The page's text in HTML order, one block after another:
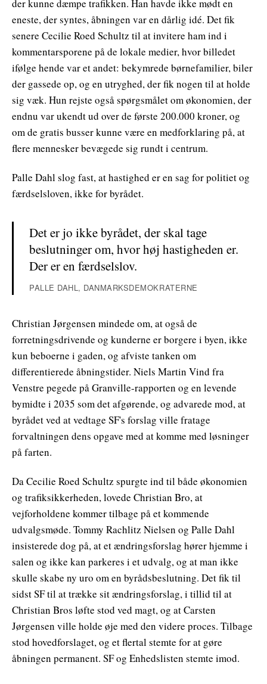
der kunne dæmpe trafikken. Han havde ikke mødt en
eneste, der syntes, åbningen var en dårlig idé. Det fik
senere Cecilie Roed Schultz til at invitere ham ind i
kommentarsporene på de lokale medier, hvor billedet
ifølge hende var et andet: bekymrede børnefamilier, biler
der gassede op, og en utryghed, der fik nogen til at holde
sig væk. Hun rejste også spørgsmålet om økonomien, der
endnu var ukendt ud over de første 200.000 kroner, og
om de gratis busser kunne være en medforklaring på, at
flere mennesker bevægede sig rundt i centrum.
Palle Dahl slog fast, at hastighed er en sag for politiet og
færdselsloven, ikke for byrådet.
Det er jo ikke byrådet, der skal tage
beslutninger om, hvor høj hastigheden er.
Der er en færdselslov.
PALLE DAHL, DANMARKSDEMOKRATERNE
Christian Jørgensen mindede om, at også de
forretningsdrivende og kunderne er borgere i byen, ikke
kun beboerne i gaden, og afviste tanken om
differentierede åbningstider. Niels Martin Vind fra
Venstre pegede på Granville-rapporten og en levende
bymidte i 2035 som det afgørende, og advarede mod, at
byrådet ved at vedtage SF's forslag ville fratage
forvaltningen dens opgave med at komme med løsninger
på farten.
Da Cecilie Roed Schultz spurgte ind til både økonomien
og trafiksikkerheden, lovede Christian Bro, at
vejforholdene kommer tilbage på et kommende
udvalgsmøde. Tommy Rachlitz Nielsen og Palle Dahl
insisterede dog på, at et ændringsforslag hører hjemme i
salen og ikke kan parkeres i et udvalg, og at man ikke
skulle skabe ny uro om en byrådsbeslutning. Det fik til
sidst SF til at trække sit ændringsforslag, i tillid til at
Christian Bros løfte stod ved magt, og at Carsten
Jørgensen ville holde øje med den videre proces. Tilbage
stod hovedforslaget, og et flertal stemte for at gøre
åbningen permanent. SF og Enhedslisten stemte imod.